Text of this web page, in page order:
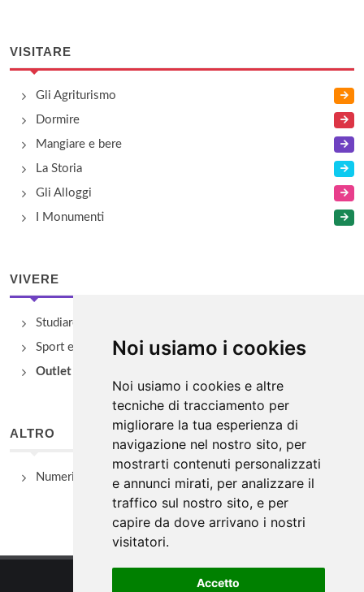
Noi usiamo i cookies
Noi usiamo i cookies e altre
tecniche di tracciamento per
migliorare la tua esperienza di
navigazione nel nostro sito, per
mostrarti contenuti personalizzati
e annunci mirati, per analizzare il
traffico sul nostro sito, e per
capire da dove arrivano i nostri
visitatori.
Accetto
VISITARE
Gli Agriturismo
Dormire
Mangiare e bere
La Storia
Gli Alloggi
I Monumenti
VIVERE
Studiare
Sport e Benessere
Outlet e spacci aziendali
ALTRO
Numeri Utili